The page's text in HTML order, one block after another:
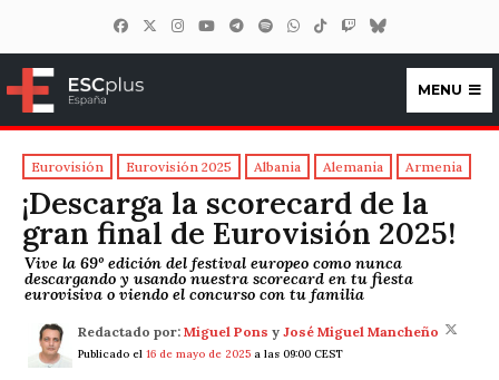
ESCplus España
MENU
Eurovisión Eurovisión 2025 Albania Alemania Armenia
¡Descarga la scorecard de la
gran final de Eurovisión 2025!
Vive la 69º edición del festival europeo como nunca
descargando y usando nuestra scorecard en tu fiesta
eurovisiva o viendo el concurso con tu familia
Redactado por: Miguel Pons y José Miguel Mancheño
Publicado el 16 de mayo de 2025 a las 09:00 CEST